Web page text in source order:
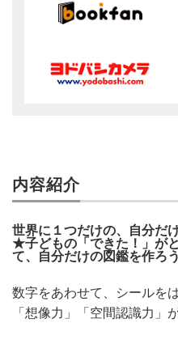
内容紹介
世界に１つだけの、自分だ
★子どもの「できた！」が
て、自分だけの図鑑を作ろ
数字をあわせて、シールを
「想像力」「空間認識力」